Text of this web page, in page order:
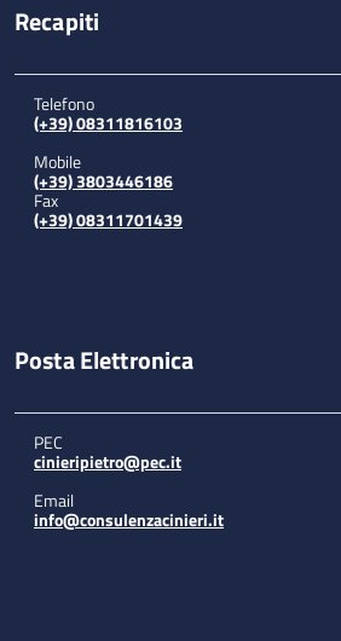
Recapiti
Telefono
(+39) 08311816103
Mobile
(+39) 3803446186
Fax
(+39) 08311701439
Posta Elettronica
PEC
cinieripietro@pec.it
Email
info@consulenzacinieri.it